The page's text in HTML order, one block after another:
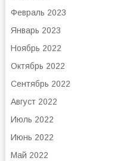
Февраль 2023
Январь 2023
Ноябрь 2022
Октябрь 2022
Сентябрь 2022
Август 2022
Июль 2022
Июнь 2022
Май 2022